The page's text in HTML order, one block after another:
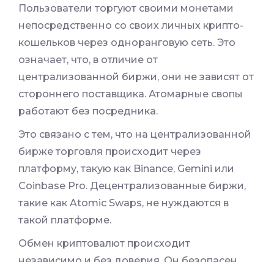
Пользователи торгуют своими монетами
непосредственно со своих личных крипто-
кошельков через одноранговую сеть. Это
означает, что, в отличие от
централизованной биржи, они не зависят от
стороннего поставщика. Атомарные свопы
работают без посредника.
Это связано с тем, что на централизованной
бирже торговля происходит через
платформу, такую как Binance, Gemini или
Coinbase Pro. Децентрализованные биржи,
такие как Atomic Swaps, не нуждаются в
такой платформе.
Обмен криптовалют происходит